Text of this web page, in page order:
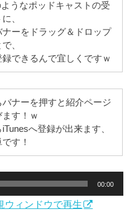
ようなポッドキャストの受
、
ーをドラッグ＆ドロップ
、
録できるんで宜しくですｗ
ナーを押すと紹介ページ
ます！ｗ
へ登録が出来ます、
す！
00:00
ウィンドウで再生